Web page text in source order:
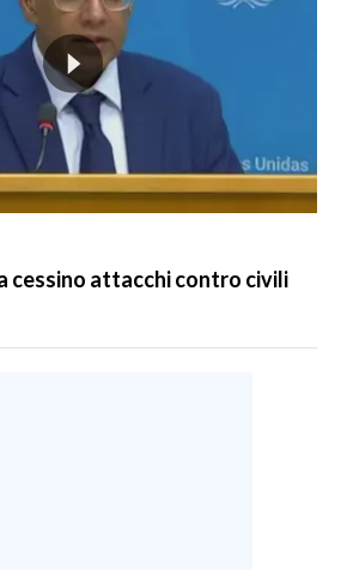
cessino attacchi contro civili